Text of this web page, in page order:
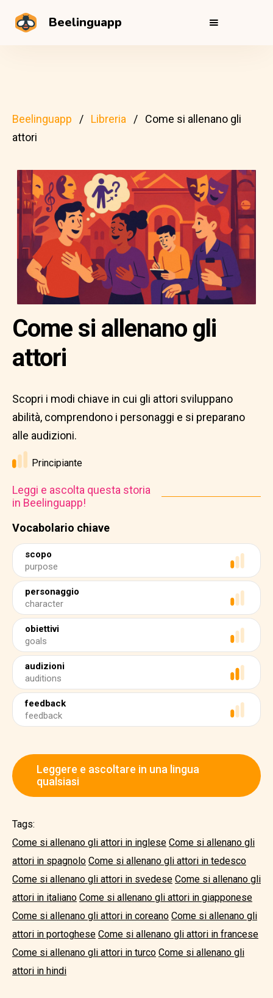
Beelinguapp
Beelinguapp Libreria
Come si allenano gli
attori
Vocabolario chiave
scopo
purpose
personaggio
character
obiettivi
goals
audizioni
auditions
feedback
feedback
Come si allenano gli
attori
Scopri i modi chiave in cui gli attori sviluppano
abilità, comprendono i personaggi e si preparano
alle audizioni.
Principiante
Leggi e ascolta questa storia
in Beelinguapp!
Leggere e ascoltare in una lingua
qualsiasi
Tags:
Come si allenano gli attori in inglese Come si allenano gli
attori in spagnolo Come si allenano gli attori in tedesco
Come si allenano gli attori in svedese Come si allenano gli
attori in italiano Come si allenano gli attori in giapponese
Come si allenano gli attori in coreano Come si allenano gli
attori in portoghese Come si allenano gli attori in francese
Come si allenano gli attori in turco Come si allenano gli
attori in hindi